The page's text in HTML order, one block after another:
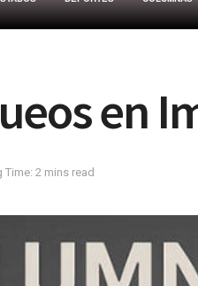
en
Time: 2 mins read